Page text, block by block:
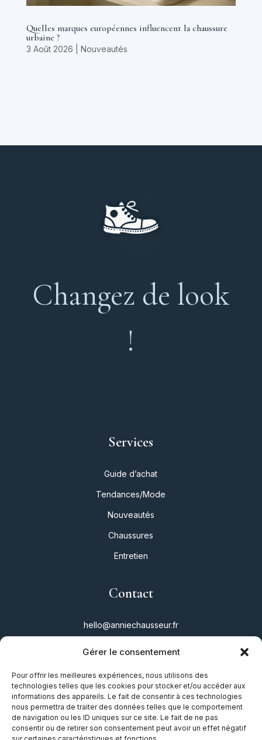
Gérer le consentement
Pour offrir les meilleures expériences, nous utilisons des
technologies telles que les cookies pour stocker et/ou accéder aux
informations des appareils. Le fait de consentir à ces technologies
nous permettra de traiter des données telles que le comportement
de navigation ou les ID uniques sur ce site. Le fait de ne pas
consentir ou de retirer son consentement peut avoir un effet négatif
Quelles marques européennes influencent la chaussure
urbaine ?
3 Août 2026 Nouveautés
Changez de look
!
Services
Guide d’achat
Tendances/Mode
Nouveautés
Chaussures
Entretien
Contact
hello@anniechausseur.fr
Instagram
Twitter
Facebook